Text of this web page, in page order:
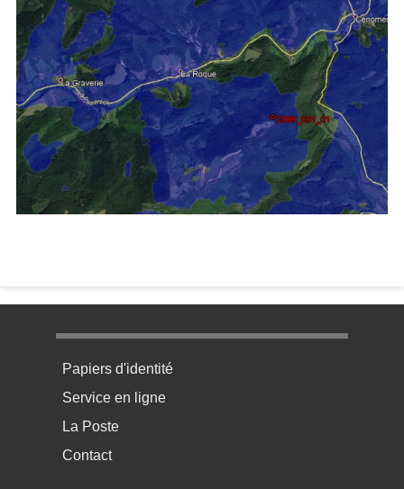
Menu pratique bas de page 1
Papiers d'identité
Service en ligne
La Poste
Contact